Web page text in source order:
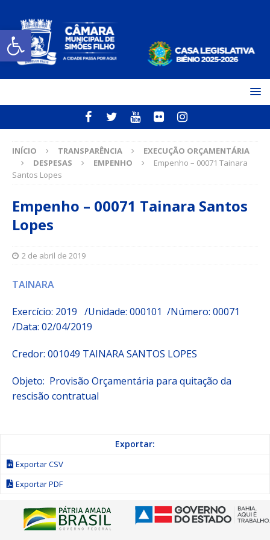
Open toolbar
INÍCIO TRANSPARÊNCIA
EXECUÇÃO ORÇAMENTÁRIA
DESPESAS
EMPENHO
Empenho – 00071 Tainara
Santos Lopes
Empenho – 00071 Tainara Santos
Lopes
2 de abril de 2019
TAINARA
Exercício: 2019 /Unidade: 000101 /Número: 00071
/Data: 02/04/2019
Credor: 001049 TAINARA SANTOS LOPES
Objeto: Provisão Orçamentária para quitação da
rescisão contratual
Exportar:
Exportar CSV
Exportar PDF